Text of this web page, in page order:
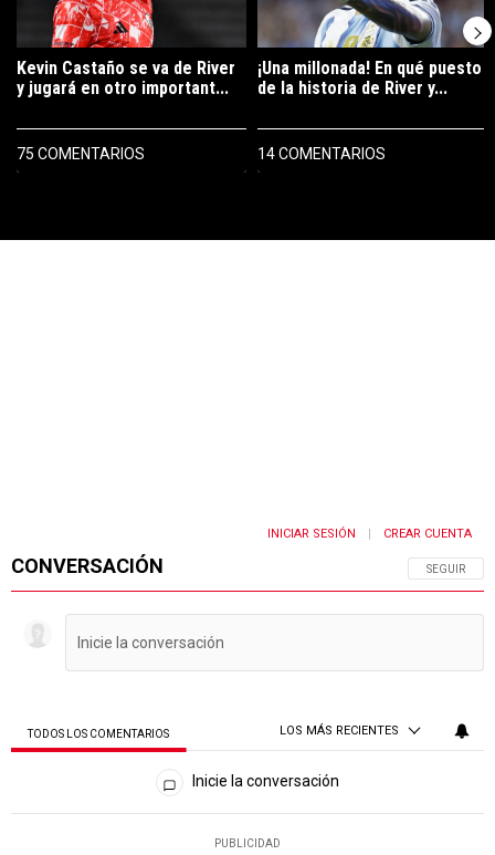
Kevin Castaño se va de River
y jugará en otro important...
75 COMENTARIOS
¡Una millonada! En qué puesto
de la historia de River y...
14 COMENTARIOS
CONVERSACIÓN SIGA ESTA
SEGUIR
INICIAR SESIÓN CREAR CUENTA
TODOS LOS COMENTARIOS LOS MÁS RECIENTES
Todos los comentarios
Inicie la conversación
PUBLICIDAD